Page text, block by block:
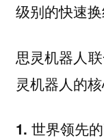
级别的快速换
思灵机器人
灵机器人的
1. 世界领先